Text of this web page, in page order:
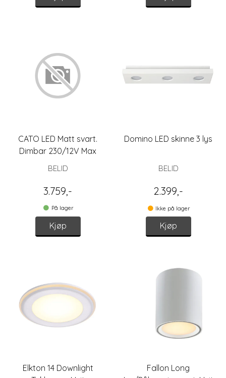
CATO LED Matt svart.
Dimbar 230/12V Max
BELID
3.759,-
På lager
Kjøp
Domino LED skinne 3 lys
BELID
2.399,-
Ikke på lager
Kjøp
Elkton 14 Downlight
Fallon Long